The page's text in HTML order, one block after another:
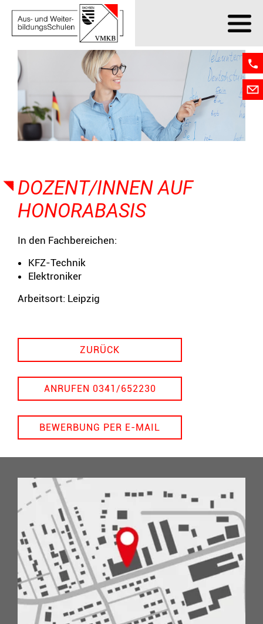
DOZENT/INNEN AUF
HONORABASIS
In den Fachbereichen:
KFZ-Technik
Elektroniker
Arbeitsort: Leipzig
ZURÜCK
ANRUFEN 0341/652230
BEWERBUNG PER E-MAIL
Über uns
Kontakt
Login